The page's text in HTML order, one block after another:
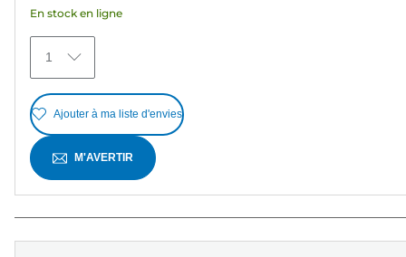
29
avis
En stock en ligne
1
Ajouter à ma liste d'envies
M'AVERTIR